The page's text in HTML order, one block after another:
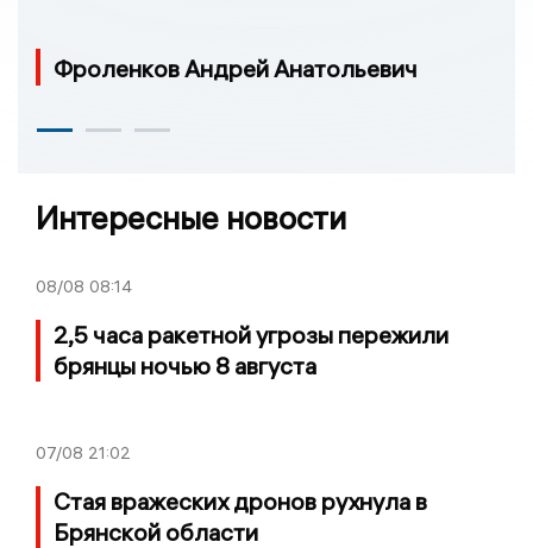
Фроленков Андрей Анатольевич
Интересные новости
08/08 08:14
2,5 часа ракетной угрозы пережили
брянцы ночью 8 августа
07/08 21:02
Стая вражеских дронов рухнула в
Брянской области